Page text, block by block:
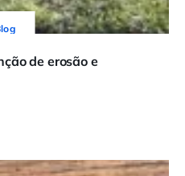
de erosão e